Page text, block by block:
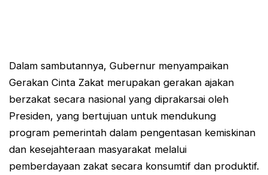
Dalam sambutannya, Gubernur menyampaikan
Gerakan Cinta Zakat merupakan gerakan ajakan
berzakat secara nasional yang diprakarsai oleh
Presiden, yang bertujuan untuk mendukung
program pemerintah dalam pengentasan kemiskinan
dan kesejahteraan masyarakat melalui
pemberdayaan zakat secara konsumtif dan produktif.